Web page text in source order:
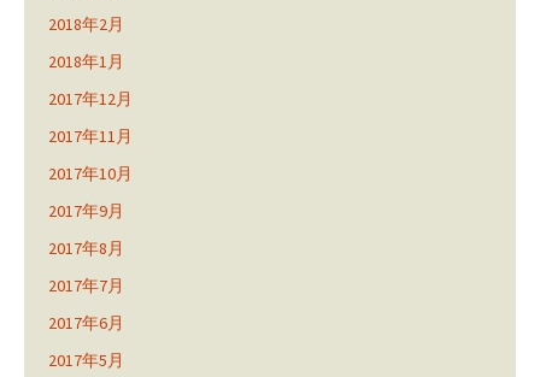
2018年2月
2018年1月
2017年12月
2017年11月
2017年10月
2017年9月
2017年8月
2017年7月
2017年6月
2017年5月